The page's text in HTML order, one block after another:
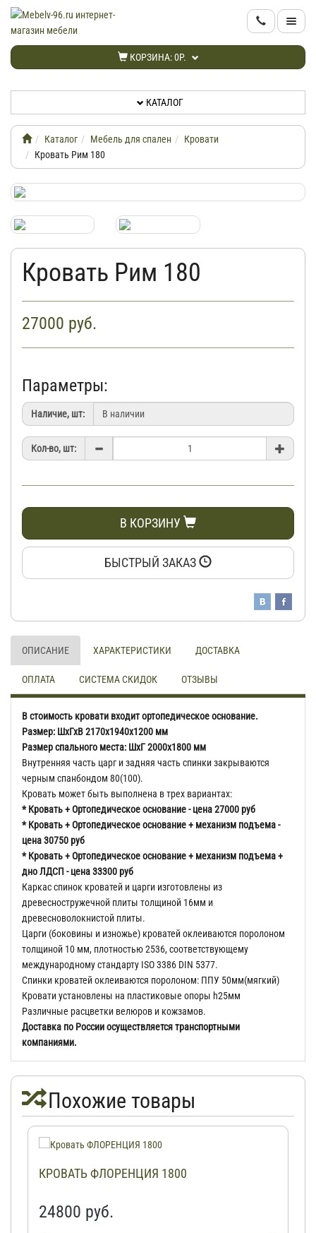
КОРЗИНА:0Р.
КАТАЛОГ
НОВИНКИ
ИНФОРМАЦИЯ
ДОСТАВКА
КАБИНЕТ
КОНТАКТЫ
КАТАЛОГ
Каталог Мебель для спален
Кровати
Кровать Рим 180
Кровать Рим 180
27000 руб.
Параметры:
Наличие, шт:
Кол-во, шт:
В КОРЗИНУ
БЫСТРЫЙ ЗАКАЗ
ОПИСАНИЕ ХАРАКТЕРИСТИКИ ДОСТАВКА
ОПЛАТА СИСТЕМА СКИДОК ОТЗЫВЫ
В стоимость кровати входит ортопедическое основание.
Размер: ШхГхВ 2170х1940х1200 мм
Размер спального места: ШхГ 2000х1800 мм
Внутренняя часть царг и задняя часть спинки закрываются
черным спанбондом 80(100).
Кровать может быть выполнена в трех вариантах:
* Кровать + Ортопедическое основание - цена 27000 руб
* Кровать + Ортопедическое основание + механизм подъема -
цена 30750 руб
* Кровать + Ортопедическое основание + механизм подъема +
дно ЛДСП - цена 33300 руб
Каркас спинок кроватей и царги изготовлены из
древесностружечной плиты толщиной 16мм и
древесноволокнистой плиты.
Царги (боковины и изножье) кроватей оклеиваются поролоном
толщиной 10 мм, плотностью 2536, соответствующему
международному стандарту ISO 3386 DIN 5377.
Спинки кроватей оклеиваются поролоном: ППУ 50мм(мягкий)
Кровати установлены на пластиковые опоры h25мм
Различные расцветки велюров и кожзамов.
Доставка по России осуществляется транспортными
компаниями.
Похожие товары
КРОВАТЬ ФЛОРЕНЦИЯ 1800
24800 руб.